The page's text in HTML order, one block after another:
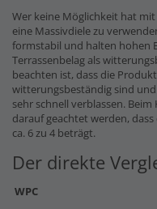
Wer keine Möglichkeit hat
eine Massivdiele zu
formstabil und halten hohen
Terrassenbelag als
beachten ist, dass die
witterungsbeständig sind
sehr schnell verblassen.
darauf geachtet werden,
ca. 6 zu 4 beträgt.
Der direkte
WPC